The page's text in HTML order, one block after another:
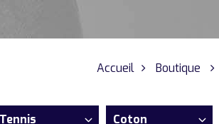
Accueil Boutique
Tennis Coton